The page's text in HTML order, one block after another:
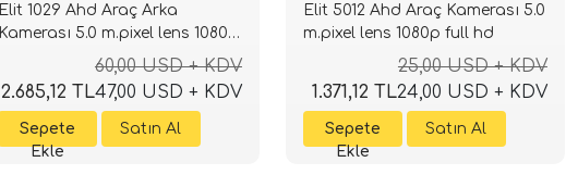
Elit 1029 Ahd Araç Arka
Kamerası 5.0 m.pixel lens 1080p
60,00 USD + KDV
47,00 USD + KDV
2.685,12 TL
Elit 5012 Ahd Araç Kamerası 5.0
m.pixel lens 1080p full hd
25,00 USD + KDV
24,00 USD + KDV
1.371,12 TL